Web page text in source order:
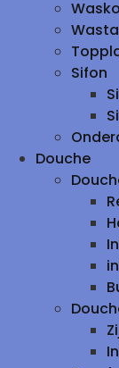
Sifon
Douche